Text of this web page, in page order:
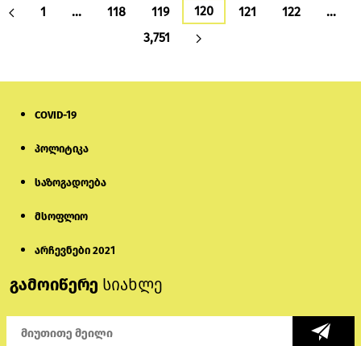
1 … 118 119 120 121 122
…
3,751
COVID-19
პოლიტიკა
საზოგადოება
მსოფლიო
არჩევნები 2021
გამოიწერე სიახლე